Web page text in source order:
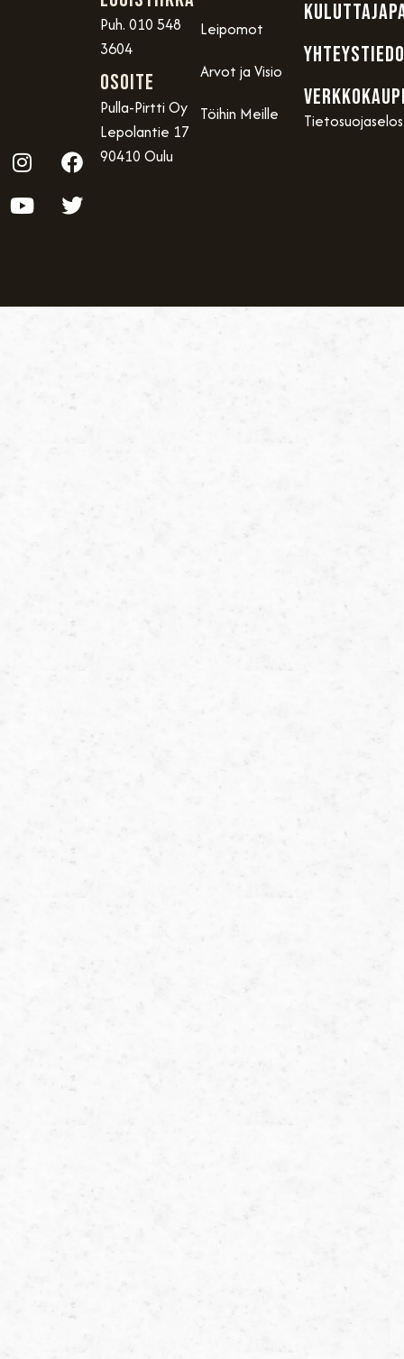
Puh. 010 548
3604
OSOITE
Pulla-Pirtti Oy
Lepolantie 17
90410 Oulu
Leipomot
Arvot ja Visio
Töihin Meille